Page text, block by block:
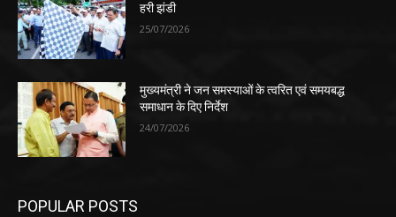
हरी झंडी
25/07/2026
मुख्यमंत्री ने जन समस्याओं के त्वरित एवं समयबद्ध
समाधान के दिए निर्देश
24/07/2026
POPULAR POSTS